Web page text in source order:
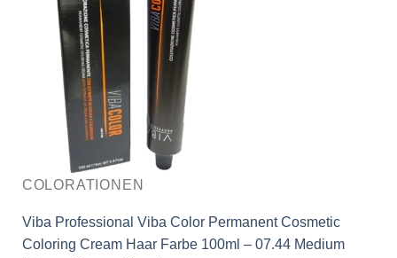
COLORATIONEN
Viba Professional Viba Color Permanent Cosmetic
Coloring Cream Haar Farbe 100ml – 07.44 Medium